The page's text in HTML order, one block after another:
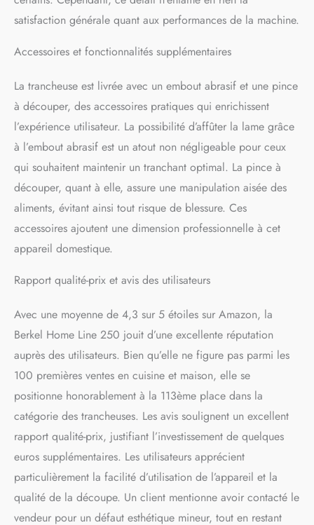
satisfaction générale quant aux performances de la machine.
Accessoires et fonctionnalités supplémentaires
La trancheuse est livrée avec un embout abrasif et une pince
à découper, des accessoires pratiques qui enrichissent
l’expérience utilisateur. La possibilité d’affûter la lame grâce
à l’embout abrasif est un atout non négligeable pour ceux
qui souhaitent maintenir un tranchant optimal. La pince à
découper, quant à elle, assure une manipulation aisée des
aliments, évitant ainsi tout risque de blessure. Ces
accessoires ajoutent une dimension professionnelle à cet
appareil domestique.
Rapport qualité-prix et avis des utilisateurs
Avec une moyenne de 4,3 sur 5 étoiles sur Amazon, la
Berkel Home Line 250 jouit d’une excellente réputation
auprès des utilisateurs. Bien qu’elle ne figure pas parmi les
100 premières ventes en cuisine et maison, elle se
positionne honorablement à la 113ème place dans la
catégorie des trancheuses. Les avis soulignent un excellent
rapport qualité-prix, justifiant l’investissement de quelques
euros supplémentaires. Les utilisateurs apprécient
particulièrement la facilité d’utilisation de l’appareil et la
qualité de la découpe. Un client mentionne avoir contacté le
vendeur pour un défaut esthétique mineur, tout en restant